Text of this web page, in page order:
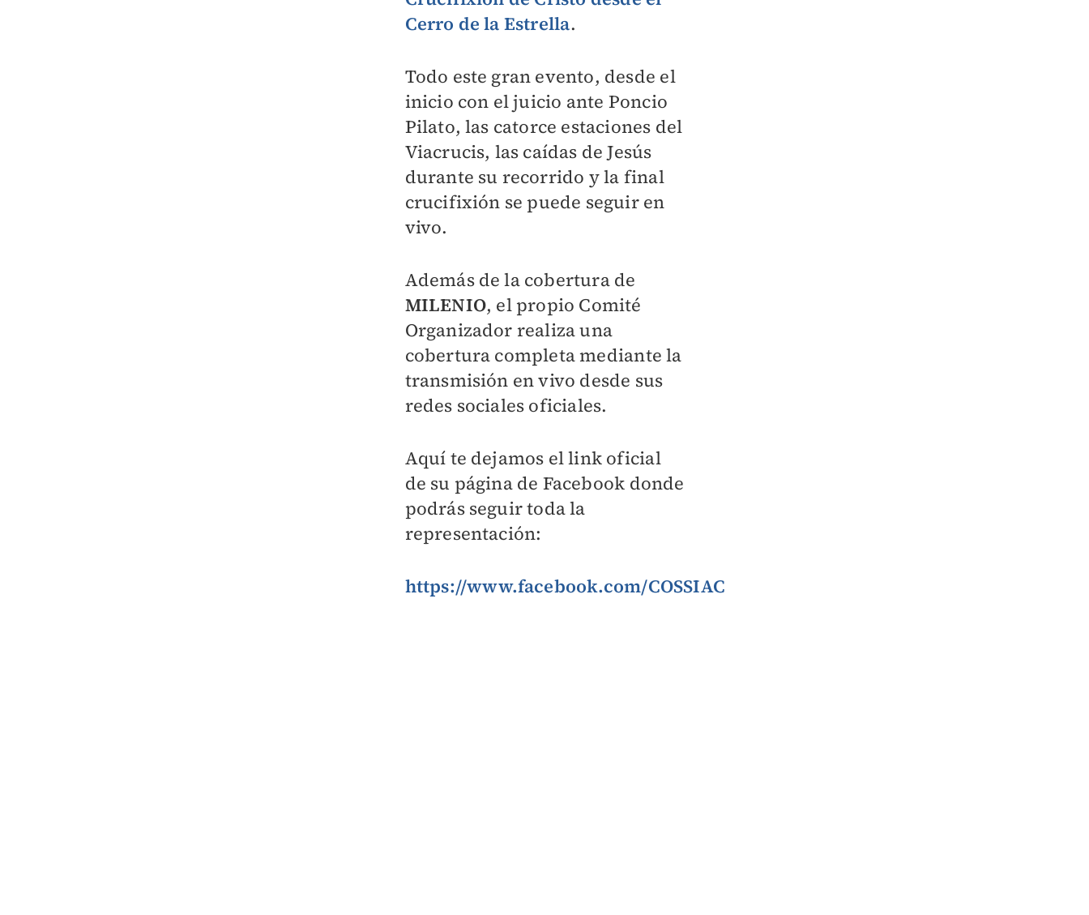
Cerro de la Estrella.
Todo este gran evento, desde el
inicio con el juicio ante Poncio
Pilato, las catorce estaciones del
Viacrucis, las caídas de Jesús
durante su recorrido y la final
crucifixión se puede seguir en
vivo.
Además de la cobertura de
MILENIO, el propio Comité
Organizador realiza una
cobertura completa mediante la
transmisión en vivo desde sus
redes sociales oficiales.
Aquí te dejamos el link oficial
de su página de Facebook donde
podrás seguir toda la
representación:
https://www.facebook.com/COSSIAC